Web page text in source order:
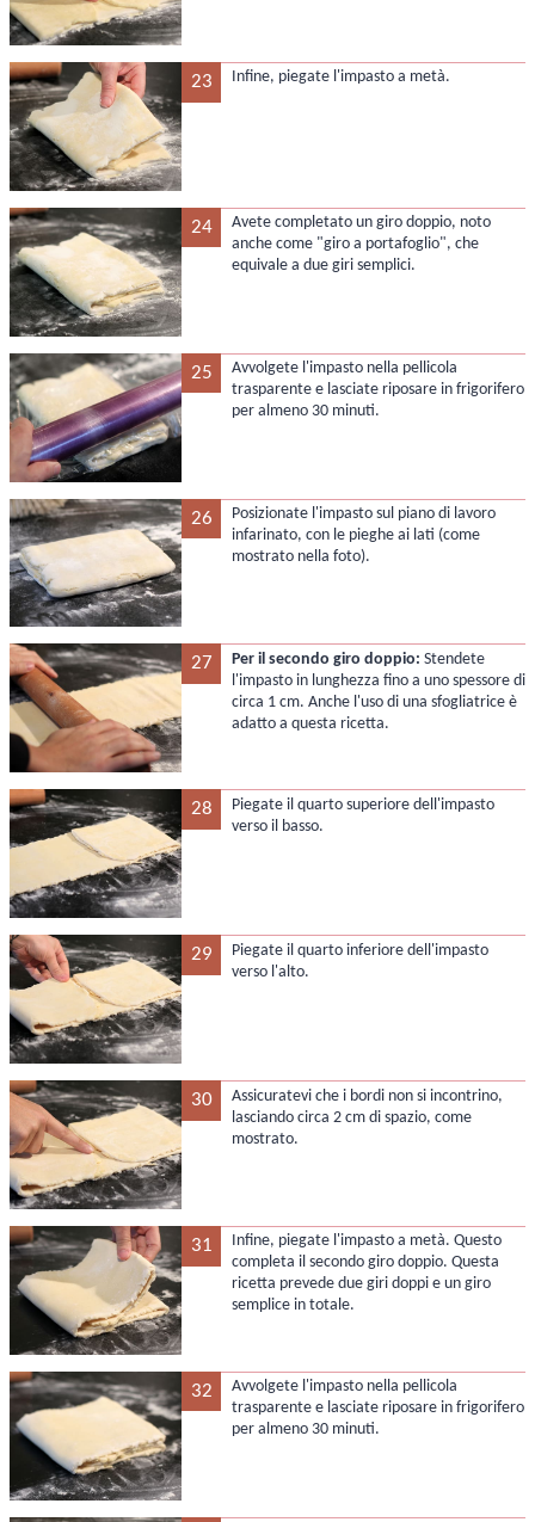
23 Infine, piegate l'impasto a metà.
24
Avete completato un giro doppio, noto
anche come "giro a portafoglio", che
equivale a due giri semplici.
25
Avvolgete l'impasto nella pellicola
trasparente e lasciate riposare in frigorifero
per almeno 30 minuti.
26
Posizionate l'impasto sul piano di lavoro
infarinato, con le pieghe ai lati (come
mostrato nella foto).
27 Per il secondo giro doppio: Stendete
l'impasto in lunghezza fino a uno spessore di
circa 1 cm. Anche l'uso di una sfogliatrice è
adatto a questa ricetta.
28
Piegate il quarto superiore dell'impasto
verso il basso.
29
Piegate il quarto inferiore dell'impasto
verso l'alto.
30
Assicuratevi che i bordi non si incontrino,
lasciando circa 2 cm di spazio, come
mostrato.
31
Infine, piegate l'impasto a metà. Questo
completa il secondo giro doppio. Questa
ricetta prevede due giri doppi e un giro
semplice in totale.
32
Avvolgete l'impasto nella pellicola
trasparente e lasciate riposare in frigorifero
per almeno 30 minuti.